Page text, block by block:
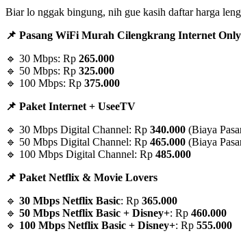
Biar lo nggak bingung, nih gue kasih daftar harga
📌 Pasang WiFi Murah Cilengkrang Internet
🔹 30 Mbps: Rp 265.000
🔹 50 Mbps: Rp 325.000
🔹 100 Mbps: Rp 375.000
📌 Paket Internet + UseeTV
🔹 30 Mbps Digital Channel: Rp 340.000 (Biaya
🔹 50 Mbps Digital Channel: Rp 465.000 (Biaya
🔹 100 Mbps Digital Channel: Rp 485.000
📌 Paket Netflix & Movie Lovers
🔹 30 Mbps Netflix Basic: Rp 365.000
🔹 50 Mbps Netflix Basic + Disney+: Rp 460.000
🔹 100 Mbps Netflix Basic + Disney+: Rp 555.000